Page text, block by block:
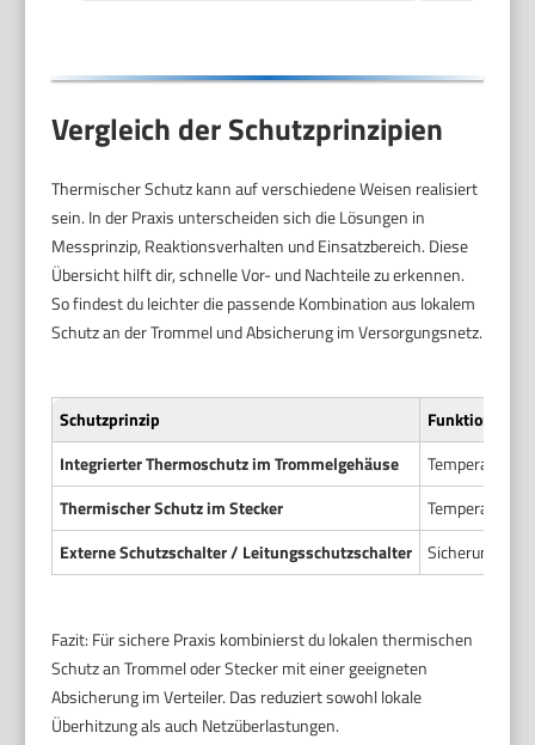
Vergleich der Schutzprinzipien
Thermischer Schutz kann auf verschiedene Weisen realisiert
sein. In der Praxis unterscheiden sich die Lösungen in
Messprinzip, Reaktionsverhalten und Einsatzbereich. Diese
Übersicht hilft dir, schnelle Vor- und Nachteile zu erkennen.
So findest du leichter die passende Kombination aus lokalem
Schutz an der Trommel und Absicherung im Versorgungsnetz.
Schutzprinzip
Integrierter Thermoschutz im Trommelgehäuse
Thermischer Schutz im Stecker
Temperatur-
Externe Schutzschalter / Leitungsschutzschalter
Sicherung im
Fazit: Für sichere Praxis kombinierst du lokalen thermischen
Schutz an Trommel oder Stecker mit einer geeigneten
Absicherung im Verteiler. Das reduziert sowohl lokale
Überhitzung als auch Netzüberlastungen.